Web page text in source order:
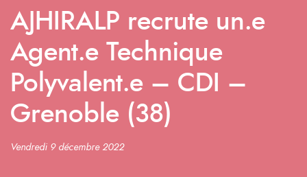
AJHIRALP recrute un.e
Agent.e Technique
Polyvalent.e – CDI –
Grenoble (38)
Vendredi 9 décembre 2022